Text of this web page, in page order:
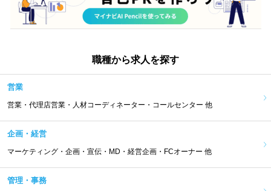
職種から求人を探す
営業
営業・代理店営業・人材コーディネーター・コールセンター 他
企画・経営
マーケティング・企画・宣伝・MD・経営企画・FCオーナー 他
管理・事務